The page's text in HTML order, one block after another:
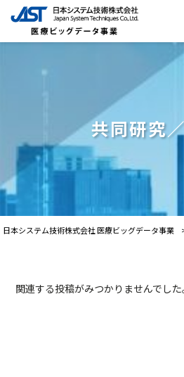
共同研究
日本システム技術株式会社 医療ビッグデータ事業
関連する投稿がみつかりませんでした